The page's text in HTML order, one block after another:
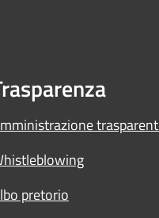
pretorio